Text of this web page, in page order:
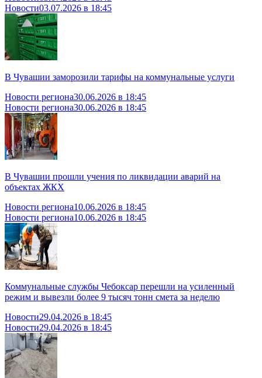
Новости03.07.2026 в 18:45
В Чувашии заморозили тарифы на коммунальные услуги
Новости региона30.06.2026 в 18:45
Новости региона30.06.2026 в 18:45
В Чувашии прошли учения по ликвидации аварий на
объектах ЖКХ
Новости региона10.06.2026 в 18:45
Новости региона10.06.2026 в 18:45
Коммунальные службы Чебоксар перешли на усиленный
режим и вывезли более 9 тысяч тонн смета за неделю
Новости29.04.2026 в 18:45
Новости29.04.2026 в 18:45